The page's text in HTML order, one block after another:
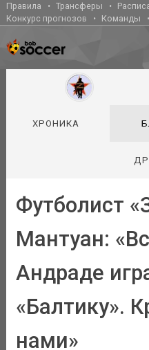
Правила Трансферы
Конкурс прогнозов
Команды
ХРОНИКА
Футболист
Мантуан:
Андраде
«Балтику».
нами»